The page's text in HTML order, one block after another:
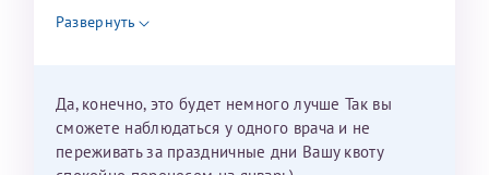
недель и 3 недели я должна находится в Питере.
Можно мне новый год провести в Калининграде и
Развернуть
Да, конечно, это будет немного лучше Так вы
сможете наблюдаться у одного врача и не
переживать за праздничные дни Вашу квоту